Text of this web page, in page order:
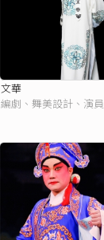
文華
編劇、舞美設計、演員